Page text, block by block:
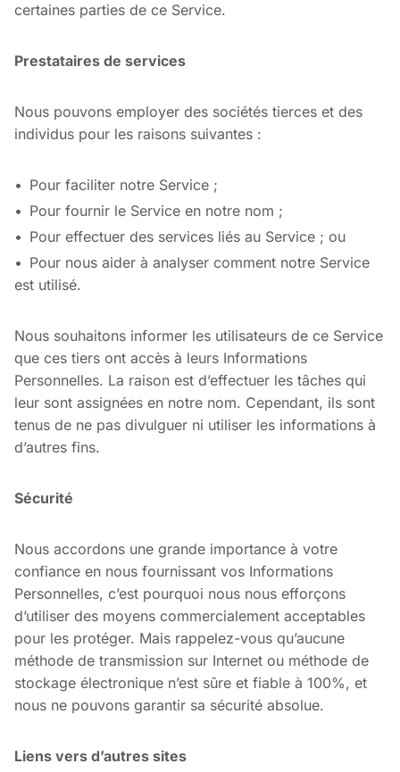
certaines parties de ce Service.
Prestataires de services
Nous pouvons employer des sociétés tierces et des
individus pour les raisons suivantes :
Pour faciliter notre Service ;
Pour fournir le Service en notre nom ;
Pour effectuer des services liés au Service ; ou
Pour nous aider à analyser comment notre Service
est utilisé.
Nous souhaitons informer les utilisateurs de ce Service
que ces tiers ont accès à leurs Informations
Personnelles. La raison est d’effectuer les tâches qui
leur sont assignées en notre nom. Cependant, ils sont
tenus de ne pas divulguer ni utiliser les informations à
d’autres fins.
Sécurité
Nous accordons une grande importance à votre
confiance en nous fournissant vos Informations
Personnelles, c’est pourquoi nous nous efforçons
d’utiliser des moyens commercialement acceptables
pour les protéger. Mais rappelez-vous qu’aucune
méthode de transmission sur Internet ou méthode de
stockage électronique n’est sûre et fiable à 100%, et
nous ne pouvons garantir sa sécurité absolue.
Liens vers d’autres sites